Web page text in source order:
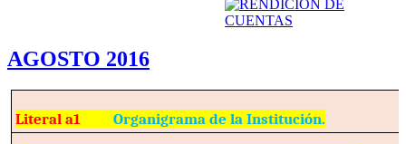
AGOSTO 2016
Literal a1Organigrama de la Institución.